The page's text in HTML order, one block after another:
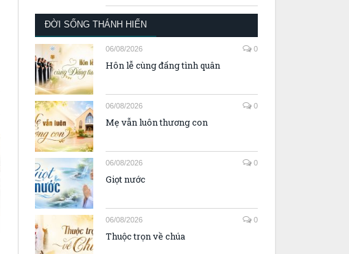
ĐỜI SỐNG THÁNH HIẾN
06/08/2026 0
Hôn lễ cùng đấng tình quân
06/08/2026 0
Mẹ vẫn luôn thương con
06/08/2026 0
Giọt nước
06/08/2026 0
Thuộc trọn về chúa